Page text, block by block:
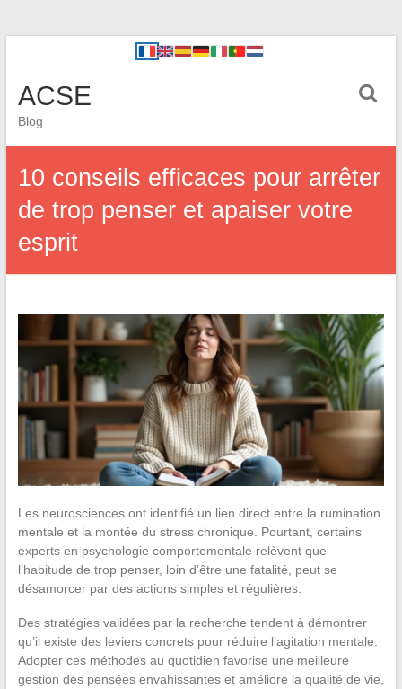
ACSE
Blog
10 conseils efficaces pour arrêter
de trop penser et apaiser votre
esprit
Les neurosciences ont identifié un lien direct entre la rumination
mentale et la montée du stress chronique. Pourtant, certains
experts en psychologie comportementale relèvent que
l’habitude de trop penser, loin d’être une fatalité, peut se
désamorcer par des actions simples et régulières.
Des stratégies validées par la recherche tendent à démontrer
qu’il existe des leviers concrets pour réduire l’agitation mentale.
Adopter ces méthodes au quotidien favorise une meilleure
gestion des pensées envahissantes et améliore la qualité de vie,